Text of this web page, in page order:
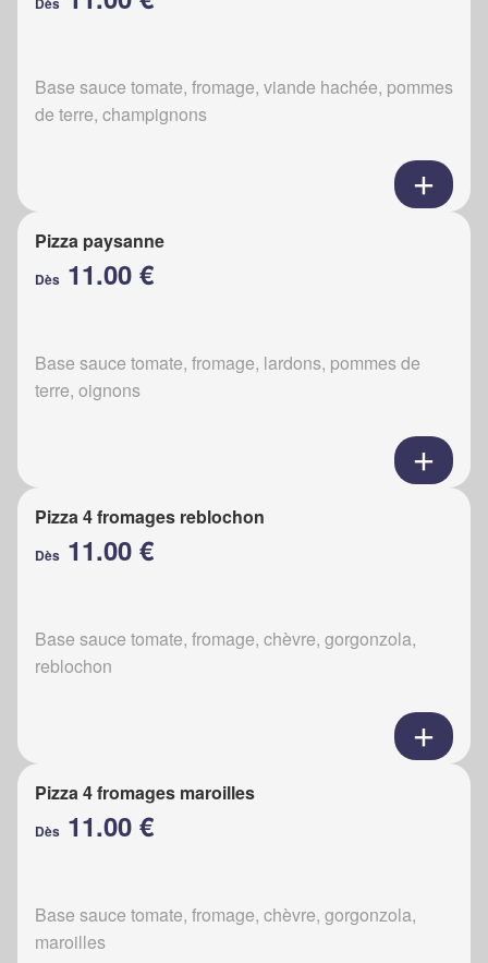
Base sauce tomate, fromage, viande hachée, pommes
de terre, champignons
Pizza paysanne
Dès 11.00 €
Base sauce tomate, fromage, lardons, pommes de
terre, oignons
Pizza 4 fromages reblochon
Dès 11.00 €
Base sauce tomate, fromage, chèvre, gorgonzola,
reblochon
Pizza 4 fromages maroilles
Dès 11.00 €
Base sauce tomate, fromage, chèvre, gorgonzola,
maroilles